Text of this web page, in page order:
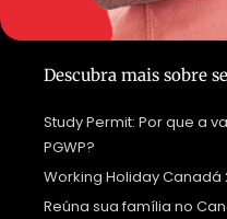
Descubra mais sobre
Study Permit: Por que a
PGWP?
Working Holiday Canadá
Reúna sua família no